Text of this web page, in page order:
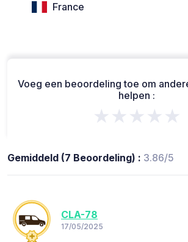
France
Voeg een beoordeling toe om
helpen :
★★★★★
Gemiddeld (7 Beoordeling) : 3.86/5
CLA-78
17/05/2025